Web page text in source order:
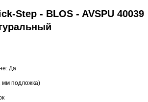
Step - BLOS - AVSPU 40039
Да
мм подложка)